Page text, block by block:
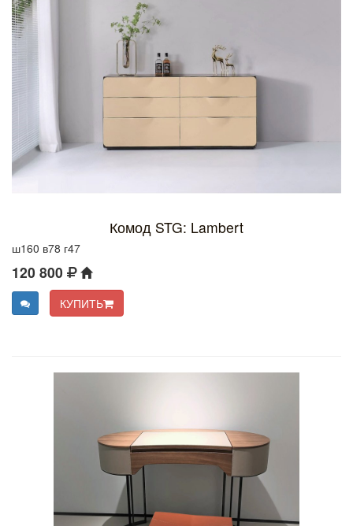
Комод STG: Lambert
ш160 в78 г47
120 800
КУПИТЬ